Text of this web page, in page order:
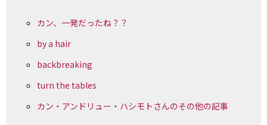
カン、一発だったね？？
by a hair
backbreaking
turn the tables
カン・アンドリュー・ハシモトさんのその他の記事